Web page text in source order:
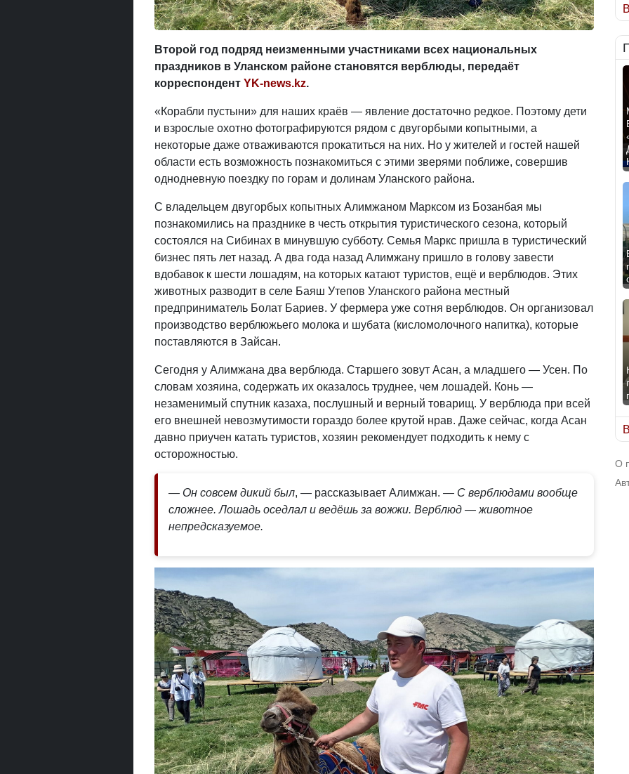
Второй год подряд неизменными участниками всех национальных
праздников в Уланском районе становятся верблюды, передаёт
корреспондентYK-news.kz.
«Корабли пустыни» для наших краёв — явление достаточно редкое. Поэтому дети
и взрослые охотно фотографируются рядом с двугорбыми копытными, а
некоторые даже отваживаются прокатиться на них. Но у жителей и гостей нашей
области есть возможность познакомиться с этими зверями поближе, совершив
однодневную поездку по горам и долинам Уланского района.
С владельцем двугорбых копытных Алимжаном Марксом из Бозанбая мы
познакомились на празднике в честь открытия туристического сезона, который
состоялся на Сибинах в минувшую субботу. Семья Маркс пришла в туристический
бизнес пять лет назад. А два года назад Алимжану пришло в голову завести
вдобавок к шести лошадям, на которых катают туристов, ещё и верблюдов. Этих
животных разводит в селе Баяш Утепов Уланского района местный
предприниматель Болат Бариев. У фермера уже сотня верблюдов. Он организовал
производство верблюжьего молока и шубата (кисломолочного напитка), которые
поставляются в Зайсан.
Сегодня у Алимжана два верблюда. Старшего зовут Асан, а младшего — Усен. По
словам хозяина, содержать их оказалось труднее, чем лошадей. Конь —
незаменимый спутник казаха, послушный и верный товарищ. У верблюда при всей
его внешней невозмутимости гораздо более крутой нрав. Даже сейчас, когда Асан
давно приучен катать туристов, хозяин рекомендует подходить к нему с
осторожностью.
— Он совсем дикий был, — рассказывает Алимжан. — С верблюдами вообще
сложнее. Лошадь оседлал и ведёшь за вожжи. Верблюд — животное
непредсказуемое.
О